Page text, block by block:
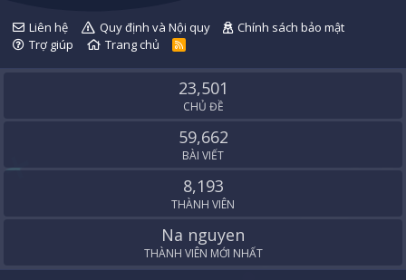
Liên hệ Quy định và Nội quy
Chính sách bảo mật
Trợ giúp
Trang chủ
R
S
23,501
CHỦ ĐỀ
59,662
BÀI VIẾT
8,193
THÀNH VIÊN
Na nguyen
THÀNH VIÊN MỚI NHẤT